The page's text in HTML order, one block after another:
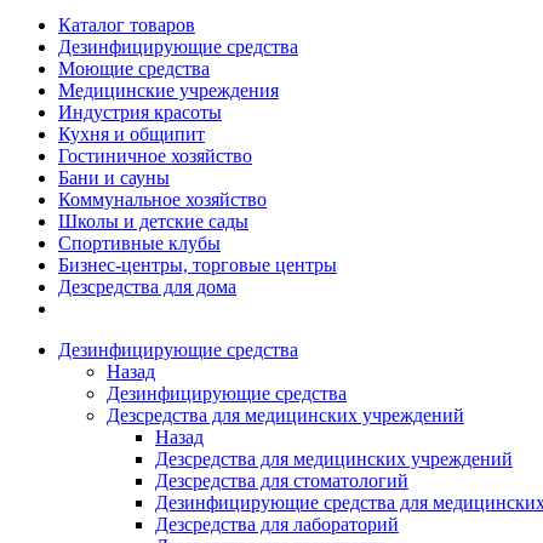
Каталог товаров
Дезинфицирующие средства
Моющие средства
Медицинские учреждения
Индустрия красоты
Кухня и общипит
Гостиничное хозяйство
Бани и сауны
Коммунальное хозяйство
Школы и детские сады
Спортивные клубы
Бизнес-центры, торговые центры
Дезсредства для дома
Дезинфицирующие средства
Назад
Дезинфицирующие средства
Дезсредства для медицинских учреждений
Назад
Дезсредства для медицинских учреждений
Дезсредства для стоматологий
Дезинфицирующие средства для
Дезсредства для лабораторий